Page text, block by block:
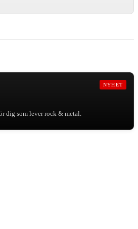
NYHET
dig som lever rock & metal.